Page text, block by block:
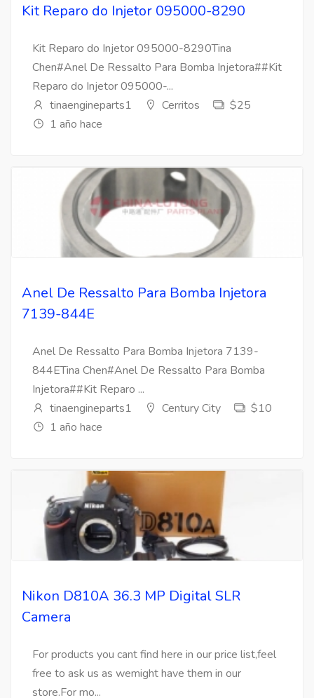
Kit Reparo do Injetor 095000-8290
Kit Reparo do Injetor 095000-8290Tina
Chen#Anel De Ressalto Para Bomba Injetora##Kit
Reparo do Injetor 095000-...
tinaengineparts1
Cerritos
$25
1 año hace
Anel De Ressalto Para Bomba Injetora
7139-844E
Anel De Ressalto Para Bomba Injetora 7139-
844ETina Chen#Anel De Ressalto Para Bomba
Injetora##Kit Reparo ...
tinaengineparts1
Century City
$10
1 año hace
Nikon D810A 36.3 MP Digital SLR
Camera
For products you cant find here in our price list,feel
free to ask us as wemight have them in our
store.For mo...